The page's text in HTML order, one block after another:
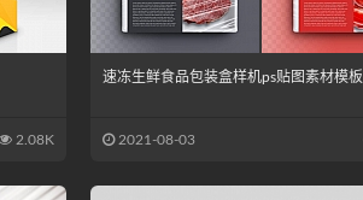
2.08K
速冻生鲜食品包装盒样机ps贴图素材模板
2021-08-03